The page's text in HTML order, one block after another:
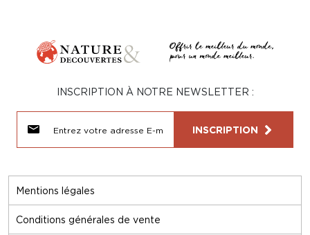
Mentions légales
Conditions générales de vente
INSCRIPTION À NOTRE NEWSLETTER :
INSCRIPTION